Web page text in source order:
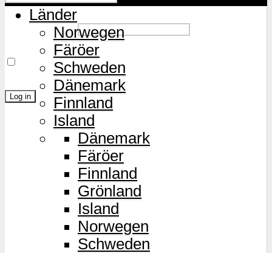
Password
Remember Me
Lost Password?
Länder
Norwegen
Färöer
Schweden
Dänemark
Finnland
Island
Dänemark
Färöer
Finnland
Grönland
Island
Norwegen
Schweden